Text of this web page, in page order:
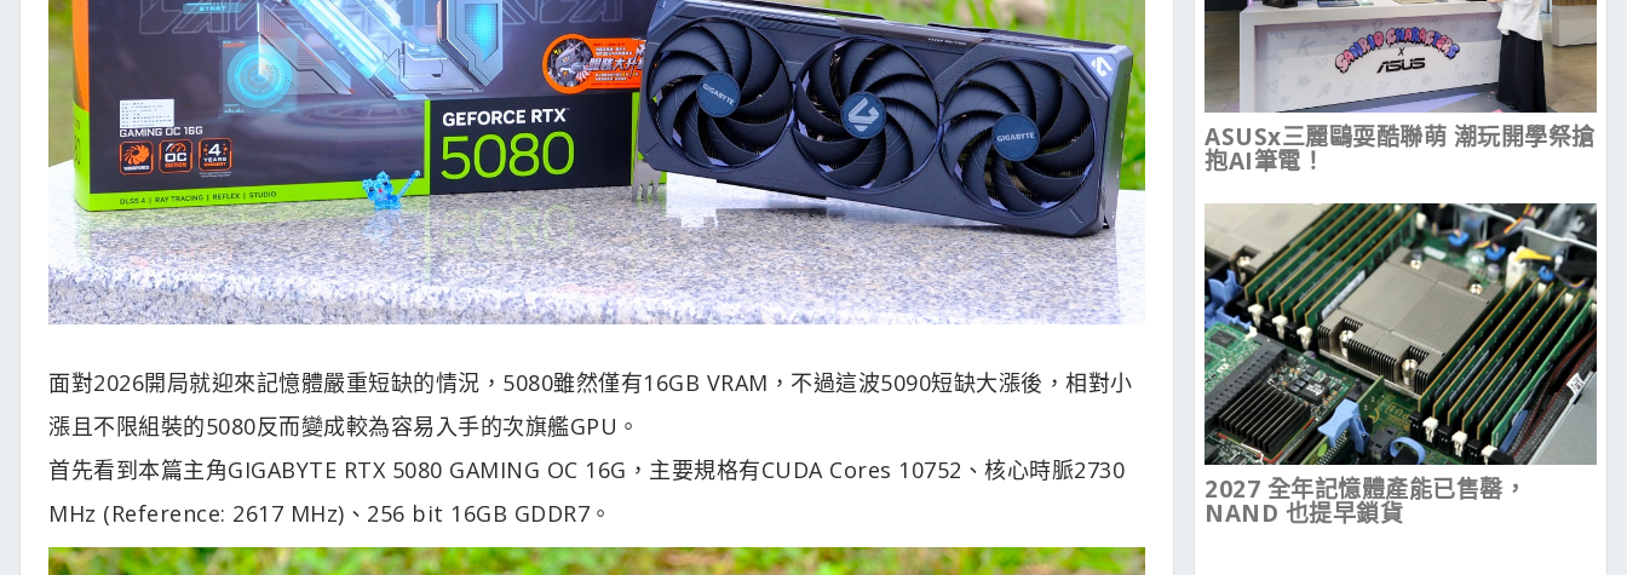
面對2026開局就迎來記憶體嚴重短缺的情況，5080雖然僅有16GB VRAM，不過這波5090短缺大漲後，相對小
漲且不限組裝的5080反而變成較為容易入手的次旗艦GPU。
首先看到本篇主角GIGABYTE RTX 5080 GAMING OC 16G，主要規格有CUDA Cores 10752、核心時脈2730
MHz (Reference: 2617 MHz)、256 bit 16GB GDDR7。
ASUSx三麗鷗耍酷聯萌 潮玩開學祭搶
抱AI筆電！
2027 全年記憶體產能已售罄，
NAND 也提早鎖貨